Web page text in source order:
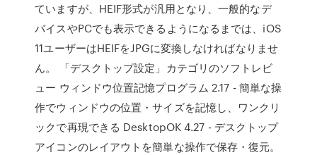
ていますが、HEIF形式が汎用となり、一般的なデ
バイスやPCでも表示できるようになるまでは、iOS
11ユーザーはHEIFをJPGに変換しなければなりませ
ん。 「デスクトップ設定」カテゴリのソフトレビ
ュー ウィンドウ位置記憶プログラム 2.17 - 簡単な操
作でウィンドウの位置・サイズを記憶し、ワンクリ
ックで再現できる DesktopOK 4.27 - デスクトップ
アイコンのレイアウトを簡単な操作で保存・復元。